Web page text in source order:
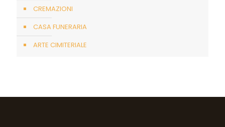
CREMAZIONI
CASA FUNERARIA
ARTE CIMITERIALE